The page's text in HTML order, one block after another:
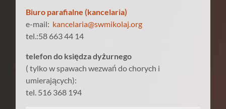
Biuro parafialne (kancelaria)
e-mail: kancelaria@swmikolaj.org
tel.:58 663 44 14
telefon do księdza dyżurnego
( tylko w spawach wezwań do chorych i
umierających):
tel. 516 368 194